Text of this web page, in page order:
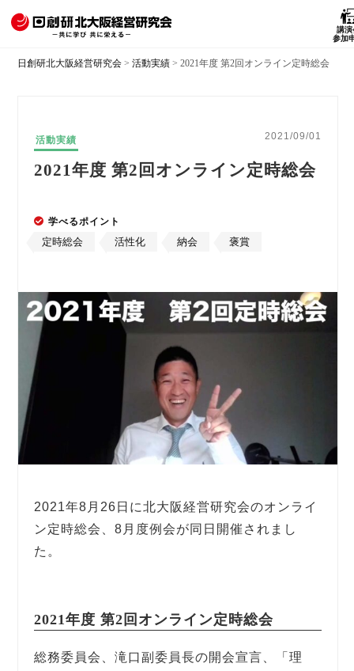
講演
参加
日創研北大阪経営研究会 >活動実績 >2021年度 第2回オンライン定時総会
活動実績 2021/09/01
2021年度 第2回オンライン定時総会
学べるポイント
定時総会 活性化 納会 褒賞
2021年8月26日に北大阪経営研究会のオンライ
ン定時総会、8月度例会が同日開催されまし
た。
2021年度 第2回オンライン定時総会
総務委員会、滝口副委員長の開会宣言、「理